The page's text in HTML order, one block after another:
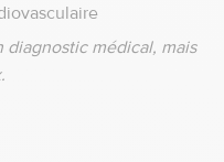
diagnostic médical, mais